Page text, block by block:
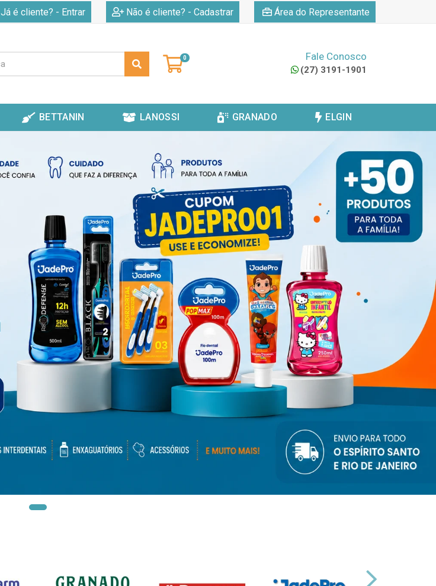
Já é cliente? - Entrar Não é cliente? - Cadastrar Área do Representante
0 Fale Conosco
(27) 3191-1901
BETTANIN LANOSSI GRANADO ELGIN